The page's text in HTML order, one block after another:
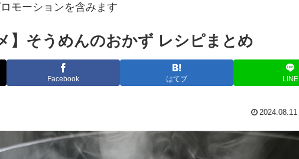
モーションを含みます
】そうめんのおかず レシピまとめ
Facebook はてブ LINE
2024.08.11